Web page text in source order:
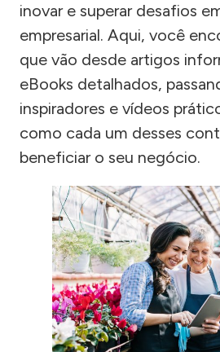
inovar e superar desafios
empresarial. Aqui, você
que vão desde artigos
eBooks detalhados,
inspiradores e vídeos
como cada um desses
beneficiar o seu negócio.